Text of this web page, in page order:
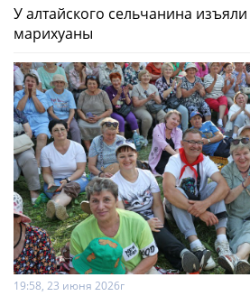
У алтайского сельчанина
марихуаны
19:58, 23 июня 2026г